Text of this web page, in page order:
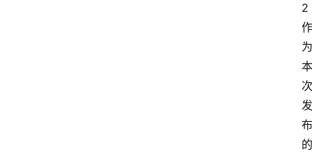
2
作
为
本
次
发
布
的